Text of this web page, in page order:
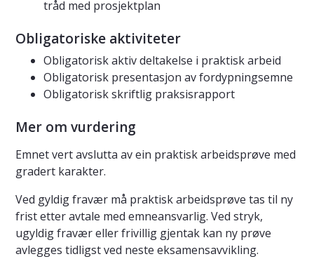
tråd med prosjektplan
Obligatoriske aktiviteter
Obligatorisk aktiv deltakelse i praktisk arbeid
Obligatorisk presentasjon av fordypningsemne
Obligatorisk skriftlig praksisrapport
Mer om vurdering
Emnet vert avslutta av ein praktisk arbeidsprøve med
gradert karakter.
Ved gyldig fravær må praktisk arbeidsprøve tas til ny
frist etter avtale med emneansvarlig. Ved stryk,
ugyldig fravær eller frivillig gjentak kan ny prøve
avlegges tidligst ved neste eksamensavvikling.